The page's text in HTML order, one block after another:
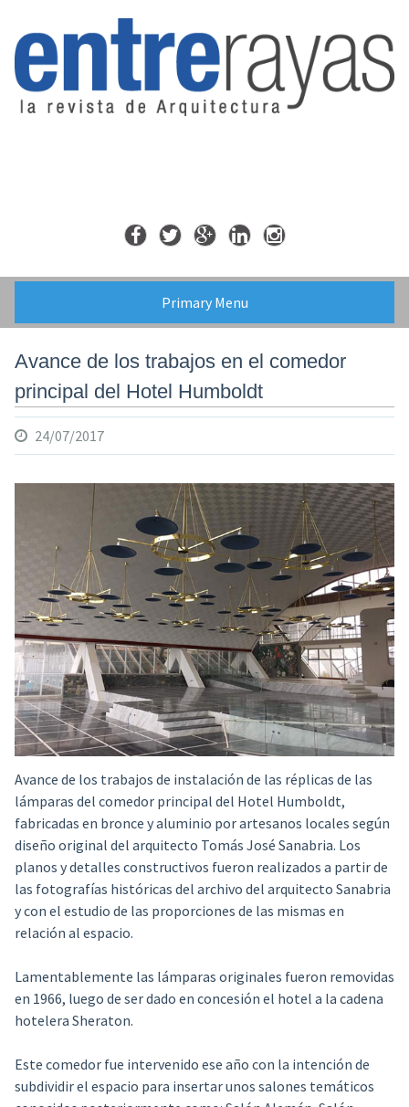
content
Primary Menu
Avance de los trabajos en el comedor
principal del Hotel Humboldt
24/07/2017
Avance de los trabajos de instalación de las réplicas de las
lámparas del comedor principal del Hotel Humboldt,
fabricadas en bronce y aluminio por artesanos locales según
diseño original del arquitecto Tomás José Sanabria. Los
planos y detalles constructivos fueron realizados a partir de
las fotografías históricas del archivo del arquitecto Sanabria
y con el estudio de las proporciones de las mismas en
relación al espacio.
Lamentablemente las lámparas originales fueron removidas
en 1966, luego de ser dado en concesión el hotel a la cadena
hotelera Sheraton.
Este comedor fue intervenido ese año con la intención de
subdividir el espacio para insertar unos salones temáticos